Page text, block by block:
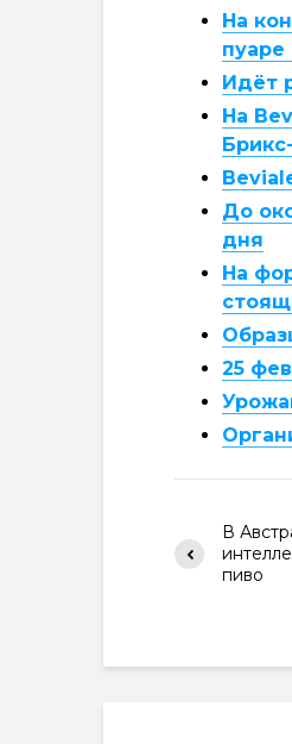
На
пуаре
Идёт
На
До
дня
На
25
В
пиво